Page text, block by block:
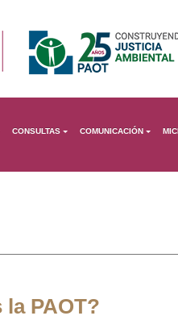
CONSULTAS COMUNICACIÓN
la PAOT?